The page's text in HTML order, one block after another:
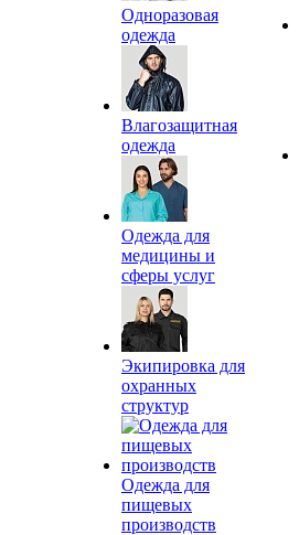
Одноразовая
одежда
Влагозащитная
одежда
Одежда для
медицины и
сферы услуг
Экипировка для
охранных
структур
Одежда для
пищевых
производств